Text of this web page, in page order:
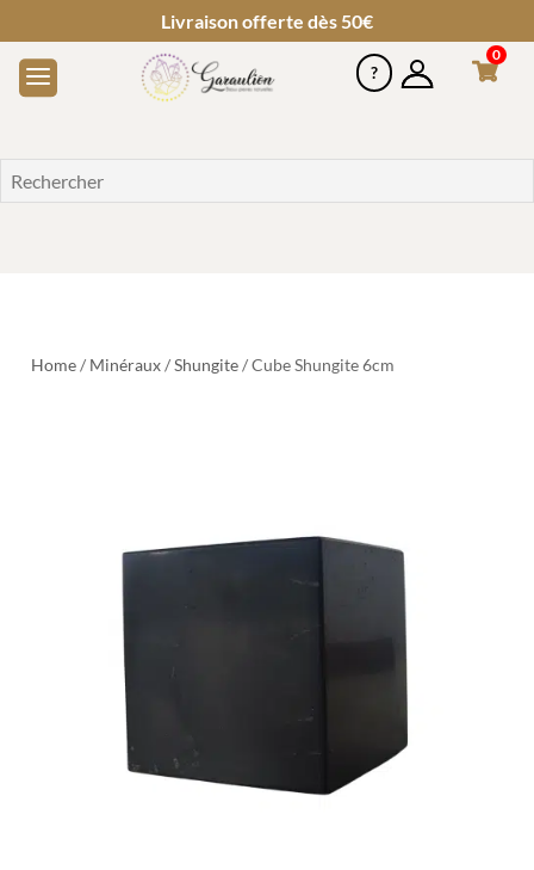
Livraison offerte dès 50€
0
Home/ Minéraux/Shungite/ Cube Shungite 6cm